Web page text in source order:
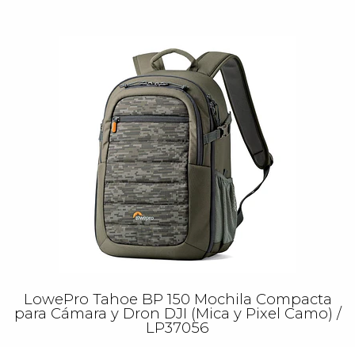
LowePro Tahoe BP 150 Mochila Compacta
para Cámara y Dron DJI (Mica y Pixel Camo) /
LP37056